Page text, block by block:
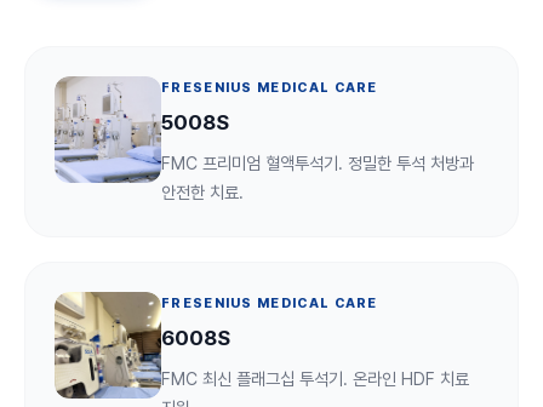
FRESENIUS MEDICAL CARE
5008S
FMC 프리미엄 혈액투석기. 정밀한 투석 처방과
안전한 치료.
FRESENIUS MEDICAL CARE
6008S
FMC 최신 플래그십 투석기. 온라인 HDF 치료